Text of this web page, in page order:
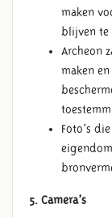
maken
blijven te
Archeon
maken
Foto’s
5. Camera’s